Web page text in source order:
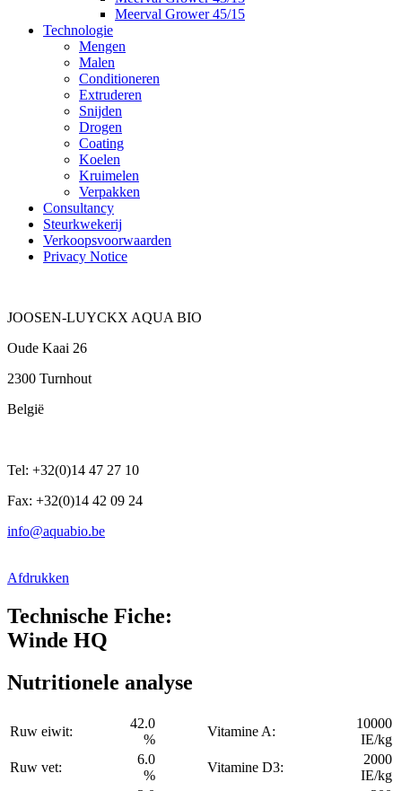
Meerval Grower 45/15
Technologie
Mengen
Malen
Conditioneren
Extruderen
Snijden
Drogen
Coating
Koelen
Kruimelen
Verpakken
Consultancy
Steurkwekerij
Verkoopsvoorwaarden
Privacy Notice
JOOSEN-LUYCKX AQUA BIO
Oude Kaai 26
2300 Turnhout
België
Tel: +32(0)14 47 27 10
Fax: +32(0)14 42 09 24
info@aquabio.be
Afdrukken
Technische Fiche:
Winde HQ
Nutritionele analyse
Ruw eiwit:
42.0
%
Vitamine A:
10000
IE/kg
Ruw vet:
6.0
%
Vitamine D3:
2000
IE/kg